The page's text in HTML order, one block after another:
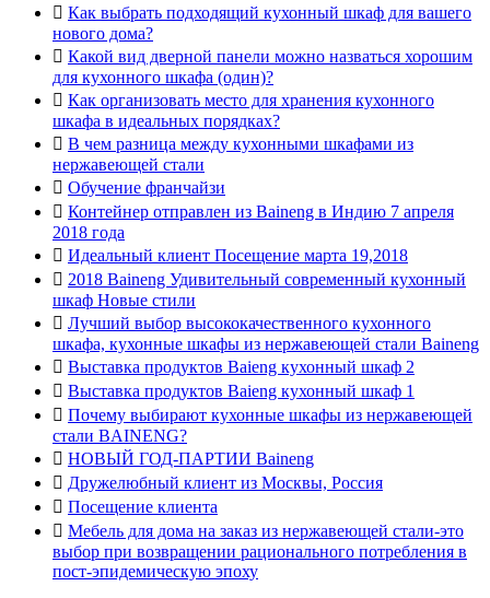
 Как выбрать подходящий кухонный шкаф для вашего
нового дома?
 Какой вид дверной панели можно назваться хорошим
для кухонного шкафа (один)?
 Как организовать место для хранения кухонного
шкафа в идеальных порядках?
 В чем разница между кухонными шкафами из
нержавеющей стали
 Обучение франчайзи
 Контейнер отправлен из Baineng в Индию 7 апреля
2018 года
 Идеальный клиент Посещение марта 19,2018
 2018 Baineng Удивительный современный кухонный
шкаф Новые стили
 Лучший выбор высококачественного кухонного
шкафа, кухонные шкафы из нержавеющей стали Baineng
 Выставка продуктов Baieng кухонный шкаф 2
 Выставка продуктов Baieng кухонный шкаф 1
 Почему выбирают кухонные шкафы из нержавеющей
стали BAINENG?
 НОВЫЙ ГОД-ПАРТИИ Baineng
 Дружелюбный клиент из Москвы, Россия
 Посещение клиента
 Мебель для дома на заказ из нержавеющей стали-это
выбор при возвращении рационального потребления в
пост-эпидемическую эпоху